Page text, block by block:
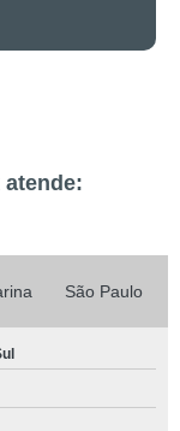
São Paulo